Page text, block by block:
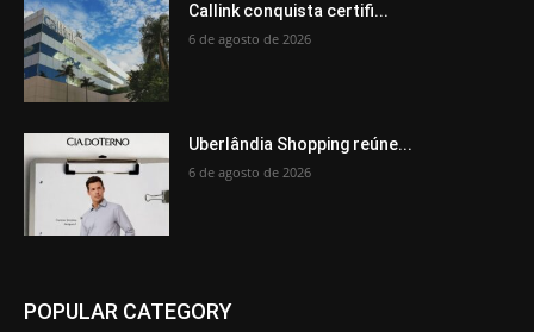
Callink conquista certifi...
6 de agosto de 2026
Uberlândia Shopping reúne...
6 de agosto de 2026
POPULAR CATEGORY